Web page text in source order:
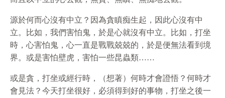
源於何而心沒有中立？因為貪瞋痴生起，因此心沒有中
立。比如，我們害怕鬼，於是心就沒有中立。比如，打坐
時，心害怕鬼，心一直是戰戰兢兢的，於是便無法看到境
界。或是害怕壁虎，害怕一些昆蟲類……
或是貪，打坐或經行時，（想著）何時才會證悟？何時才
會見法？今天打坐很好，必須得到好的事物，打坐之後一